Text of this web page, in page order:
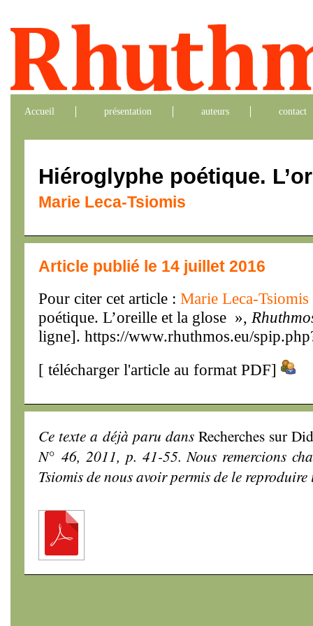
Accueil présentation auteurs contact
Hiéroglyphe poétique.
Marie Leca-Tsiomis
Article publié le 14 juillet 2016
Pour citer cet article : Marie Leca-Tsiomis
poétique. L’oreille et la glose »,
ligne]. https://www.rhuthmos.eu/
[ télécharger l'article au format PDF]
Ce texte a déjà paru dansRecherches sur
N° 46, 2011, p. 41-55. Nous remercions
Tsiomis de nous avoir permis de le reproduire